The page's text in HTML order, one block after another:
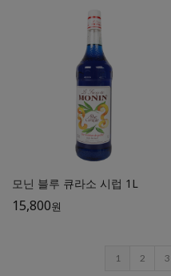
모닌 블루 큐라소 시럽 1L
15,800원
1 2 3